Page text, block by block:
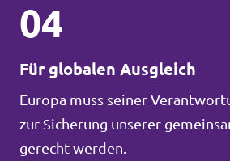
04
Für globalen Ausgleich
Europa muss seiner
zur Sicherung unserer
gerecht werden.